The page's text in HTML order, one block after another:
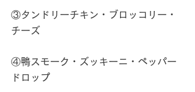
③タンドリーチキン・ブロッコリー・
チーズ
④鴨スモーク・ズッキーニ・ペッパー
ドロップ